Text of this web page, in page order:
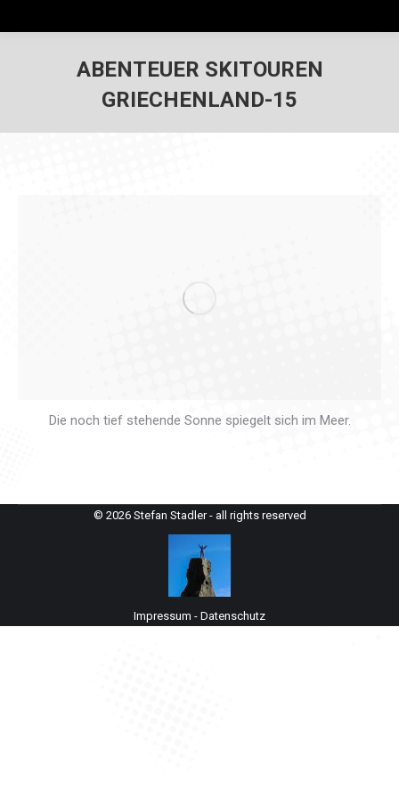
ABENTEUER SKITOUREN
GRIECHENLAND-15
Die noch tief stehende Sonne spiegelt sich im Meer.
© 2026 Stefan Stadler - all rights reserved
Impressum - Datenschutz